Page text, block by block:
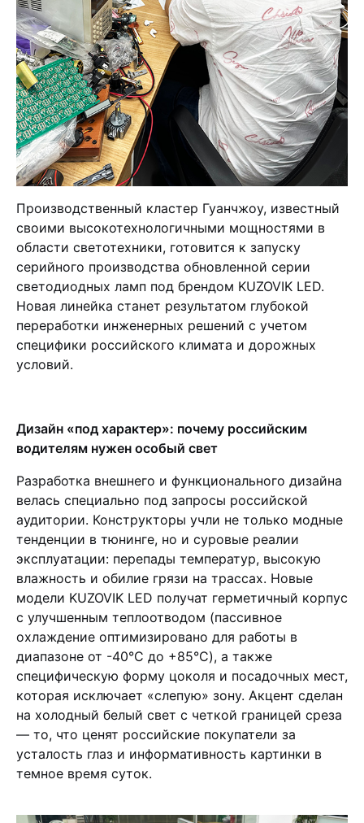
Производственный кластер Гуанчжоу, известный
своими высокотехнологичными мощностями в
области светотехники, готовится к запуску
серийного производства обновленной серии
светодиодных ламп под брендом KUZOVIK LED.
Новая линейка станет результатом глубокой
переработки инженерных решений с учетом
специфики российского климата и дорожных
условий.
Дизайн «под характер»: почему российским
водителям нужен особый свет
Разработка внешнего и функционального дизайна
велась специально под запросы российской
аудитории. Конструкторы учли не только модные
тенденции в тюнинге, но и суровые реалии
эксплуатации: перепады температур, высокую
влажность и обилие грязи на трассах. Новые
модели KUZOVIK LED получат герметичный корпус
с улучшенным теплоотводом (пассивное
охлаждение оптимизировано для работы в
диапазоне от -40°C до +85°C), а также
специфическую форму цоколя и посадочных мест,
которая исключает «слепую» зону. Акцент сделан
на холодный белый свет с четкой границей среза
— то, что ценят российские покупатели за
усталость глаз и информативность картинки в
темное время суток.